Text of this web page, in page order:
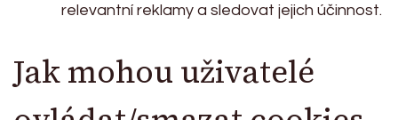
relevantní reklamy a sledovat jejich účinnost.
Jak mohou uživatelé